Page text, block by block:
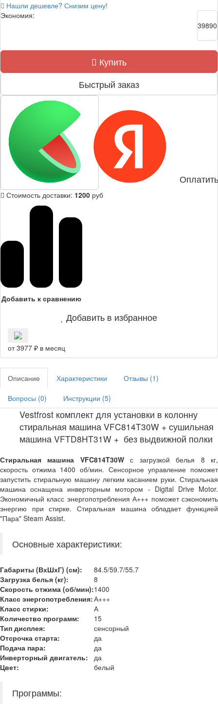
Нашли дешевле? Снизим цену!
Экономия:
39890
Купить
Быстрый заказ
Стоимость доставки: 1200 руб
Добавить к сравнению
Добавить в избранное
от 3977 ₽ в месяц
Описание Характеристики Отзывы (1)
Вопросы (0) Инструкции (5)
Vestfrost комплект для установки в колонну
стиральная машина VFC814T30W + сушильная
машина VFTD8HT31W + без выдвижной полки
Стиральная машина VFC814T30Wс загрузкой белья 8 кг,
скорость отжима 1400 об/мин. Сенсорное управление поможет
запустить стиральную машину легким касанием руки. Стиральная
машина оснащена инверторным мотором - Digital Drive Motor.
Экономичный класс энергопотребления А+++ поможет сэкономить
энергию при стирке. Стиральная машина обладает функцией
"Пара" Steam Assist.
Основные характеристики:
Габариты (ВхШхГ) (см):
84.5/59.7/55.7
Загрузка белья (кг):
8
Скорость отжима (об/мин):1400
Класс энергопотребления:А+++
Класс стирки:
А
Количество программ:
15
Тип дисплея:
сенсорный
Отсрочка старта:
да
Подача пара:
да
Инверторный двигатель:
да
Цвет:
белый
Программы: